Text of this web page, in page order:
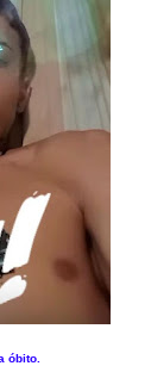
óbito.